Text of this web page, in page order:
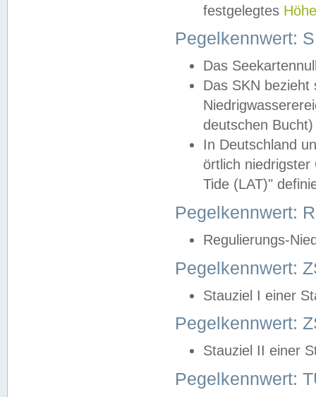
festgelegtes
Pegelkennwert:
Das
Das SKN
deutschen
In Deutschland
örtlich
Tide (LAT)"
Pegelkennwert:
Regulierungs-
Pegelkennwert:
Stauziel I einer
Pegelkennwert:
Stauziel II einer
Pegelkennwert: